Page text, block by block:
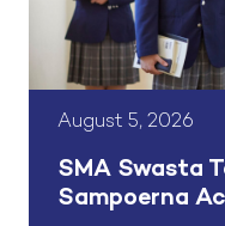
August 5, 2026
SMA Swasta
Sampoerna